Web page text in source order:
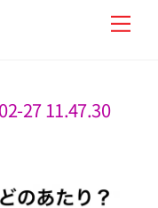
27 11.47.30